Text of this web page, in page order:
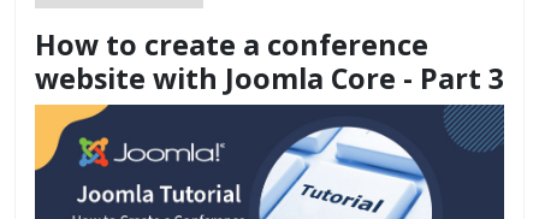
How to create a conference
website with Joomla Core - Part 3